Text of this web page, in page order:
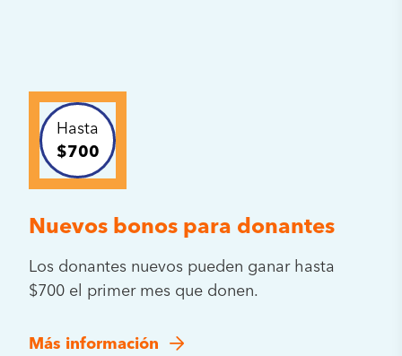
Hasta
$700
Nuevos bonos para donantes
Los donantes nuevos pueden ganar hasta
$700 el primer mes que donen.
Más información